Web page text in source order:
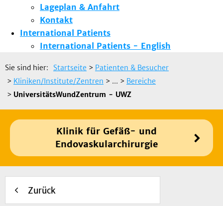
Lageplan & Anfahrt
Kontakt
International Patients
International Patients - English
Sie sind hier: Startseite > Patienten & Besucher
> Kliniken/Institute/Zentren > ... > Bereiche
> UniversitätsWundZentrum - UWZ
Klinik für Gefäß- und
Endovaskularchirurgie
Zurück